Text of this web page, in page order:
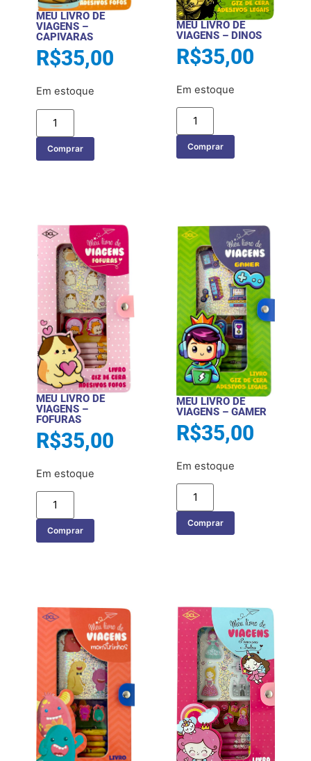
MEU LIVRO DE
VIAGENS –
CAPIVARAS
R$35,00
Em estoque
Comprar
MEU LIVRO DE
VIAGENS – DINOS
R$35,00
Em estoque
Comprar
MEU LIVRO DE
VIAGENS –
FOFURAS
R$35,00
Em estoque
Comprar
MEU LIVRO DE
VIAGENS – GAMER
R$35,00
Em estoque
Comprar